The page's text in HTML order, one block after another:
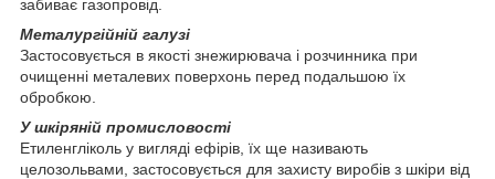
забиває газопровід.
Металургійній галузі
Застосовується в якості знежирювача і розчинника при
очищенні металевих поверхонь перед подальшою їх
обробкою.
У шкіряній промисловості
Етиленгліколь у вигляді ефірів, їх ще називають
целозольвами, застосовується для захисту виробів з шкіри від